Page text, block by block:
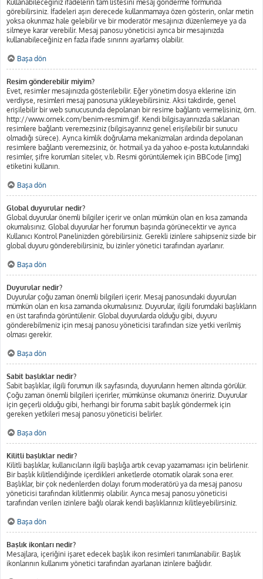
Kullanabileceğiniz ifadelerin tam listesini mesaj gönderme formunda
görebilirsiniz. İfadeleri aşırı derecede kullanmamaya özen gösterin, onlar metin
yoksa okunmaz hale gelebilir ve bir moderatör mesajınızı düzenlemeye ya da
silmeye karar verebilir. Mesaj panosu yöneticisi ayrıca bir mesajınızda
kullanabileceğiniz en fazla ifade sınırını ayarlamış olabilir.
Başa dön
Resim gönderebilir miyim?
Evet, resimler mesajınızda gösterilebilir. Eğer yönetim dosya eklerine izin
verdiyse, resimleri mesaj panosuna yükleyebilirsiniz. Aksi takdirde, genel
erişilebilir bir web sunucusunda depolanan bir resime bağlantı vermelisiniz, örn.
http://www.ornek.com/benim-resmim.gif. Kendi bilgisayarınızda saklanan
resimlere bağlantı veremezsiniz (bilgisayarınız genel erişilebilir bir sunucu
olmadığı sürece). Ayrıca kimlik doğrulama mekanizmaları ardında depolanan
resimlere bağlantı veremezsiniz, ör. hotmail ya da yahoo e-posta kutularındaki
resimler, şifre korumları siteler, v.b. Resmi görüntülemek için BBCode [img]
etiketini kullanın.
Başa dön
Global duyurular nedir?
Global duyurular önemli bilgiler içerir ve onları mümkün olan en kısa zamanda
okumalısınız. Global duyurular her forumun başında görünecektir ve ayrıca
Kullanıcı Kontrol Panelinizden görebilirsiniz. Gerekli izinlere sahipseniz sizde bir
global duyuru gönderebilirsiniz, bu izinler yönetici tarafından ayarlanır.
Başa dön
Duyurular nedir?
Duyurular çoğu zaman önemli bilgileri içerir. Mesaj panosundaki duyuruları
mümkün olan en kısa zamanda okumalısınız. Duyurular, ilgili forumdaki başlıkların
en üst tarafında görüntülenir. Global duyurularda olduğu gibi, duyuru
gönderebilmeniz için mesaj panosu yöneticisi tarafından size yetki verilmiş
olması gerekir.
Başa dön
Sabit başlıklar nedir?
Sabit başlıklar, ilgili forumun ilk sayfasında, duyuruların hemen altında görülür.
Çoğu zaman önemli bilgileri içerirler, mümkünse okumanızı öneririz. Duyurular
için geçerli olduğu gibi, herhangi bir foruma sabit başlık göndermek için
gereken yetkileri mesaj panosu yöneticisi belirler.
Başa dön
Kilitli başlıklar nedir?
Kilitli başlıklar, kullanıcıların ilgili başlığa artık cevap yazamaması için belirlenir.
Bir başlık kilitlendiğinde içerdikleri anketlerde otomatik olarak sona erer.
Başlıklar, bir çok nedenlerden dolayı forum moderatörü ya da mesaj panosu
yöneticisi tarafından kilitlenmiş olabilir. Ayrıca mesaj panosu yöneticisi
tarafından verilen izinlere bağlı olarak kendi başlıklarınızı kilitleyebilirsiniz.
Başa dön
Başlık ikonları nedir?
Mesajlara, içeriğini işaret edecek başlık ikon resimleri tanımlanabilir. Başlık
ikonlarının kullanımı yönetici tarafından ayarlanan izinlere bağlıdır.